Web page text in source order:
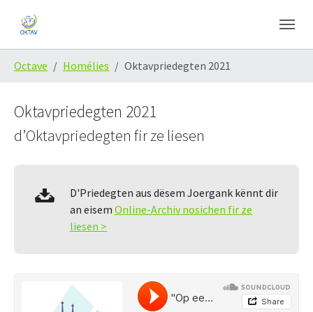
Octave Homélies Oktavpriedegten 2021
Oktavpriedegten 2021
d’Oktavpriedegten fir ze liesen
D'Priedegten aus dësem Joergank kënnt dir
an eisem Online-Archiv nosichen fir ze
liesen >